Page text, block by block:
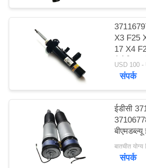
X3 F25
17 X4
मैग्नेटिक
लिए
संपर्क
ईडीसी
एयर
बातचीत
संपर्क